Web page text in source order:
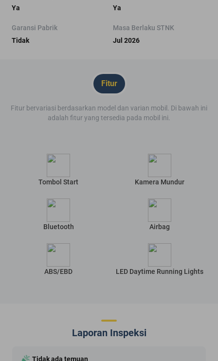
Ya
Ya
Garansi Pabrik
Tidak
Masa Berlaku STNK
Jul 2026
Fitur
Fitur bervariasi berdasarkan model dan varian mobil. Di bawah ini
adalah fitur yang tersedia pada mobil ini.
Tombol Start Kamera Mundur
Bluetooth Airbag
ABS/EBD LED Daytime Running Lights
Laporan Inspeksi
Tidak ada temuan